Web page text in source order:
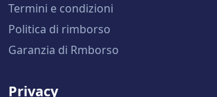
Termini e condizioni
Politica di rimborso
Garanzia di Rmborso
Privacy